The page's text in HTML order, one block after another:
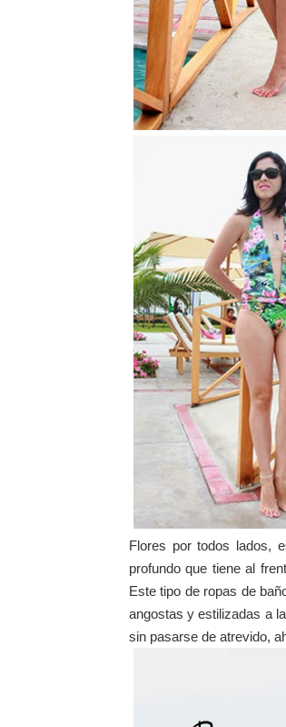
Flores por todos lados,
profundo que tiene al
Este tipo de ropas de
angostas y estilizadas a
sin pasarse de atrevido,